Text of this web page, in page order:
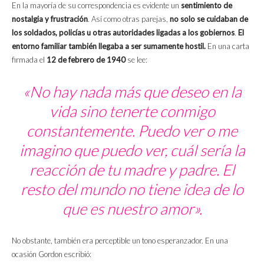
En la mayoría de su correspondencia es evidente un sentimiento de
nostalgia y frustración. Así como otras parejas, no solo se cuidaban de
los soldados, policías u otras autoridades ligadas a los gobiernos. El
entorno familiar también llegaba a ser sumamente hostil. En una carta
firmada el 12 de febrero de 1940se lee:
«No hay nada más que deseo en la
vida sino tenerte conmigo
constantemente. Puedo ver o me
imagino que puedo ver, cuál sería la
reacción de tu madre y padre. El
resto del mundo no tiene idea de lo
que es nuestro amor».
No obstante, también era perceptible un tono esperanzador. En una
ocasión Gordon escribió: